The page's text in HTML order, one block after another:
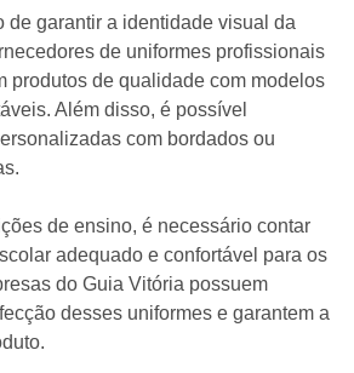
de garantir a identidade visual da
de uniformes profissionais
produtos de qualidade com modelos
Além disso, é possível
com bordados ou
de ensino, é necessário contar
adequado e confortável para os
do Guia Vitória possuem
desses uniformes e garantem a